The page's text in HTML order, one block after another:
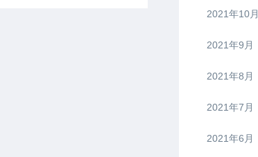
2021年10月
2021年9月
2021年8月
2021年7月
2021年6月